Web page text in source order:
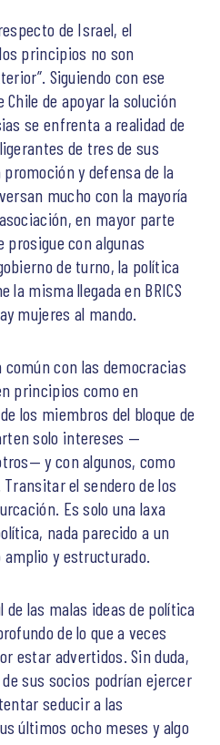
de Israel, el
principios no son
Siguiendo con ese
de apoyar la solución
se enfrenta a realidad de
de tres de sus
y defensa de la
mucho con la mayoría
en mayor parte
con algunas
de turno, la política
misma llegada en BRICS
mujeres al mando.
con las democracias
principios como en
los miembros del bloque de
solo intereses —
y con algunos, como
el sendero de los
Es solo una laxa
nada parecido a un
y estructurado.
de las malas ideas de política
de lo que a veces
estar advertidos. Sin duda,
sus socios podrían ejercer
seducir a las
últimos ocho meses y algo